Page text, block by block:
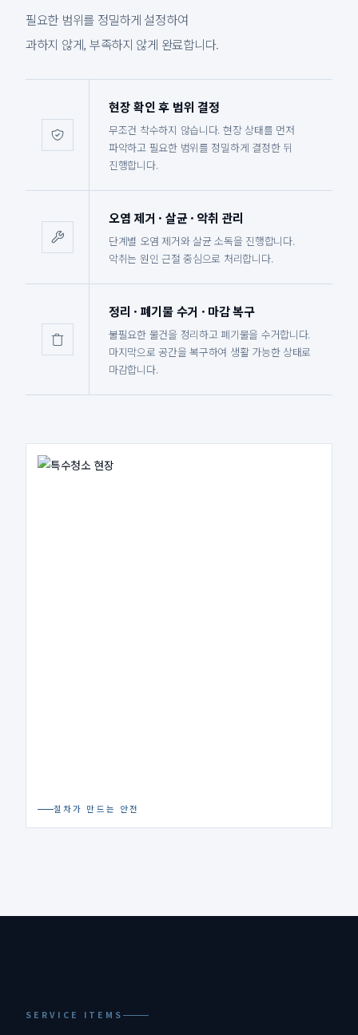
필요한 범위를 정밀하게 설정하여
과하지 않게, 부족하지 않게 완료합니다.
현장 확인 후 범위 결정
무조건 착수하지 않습니다. 현장 상태를 먼저
파악하고 필요한 범위를 정밀하게 결정한 뒤
진행합니다.
오염 제거 · 살균 · 악취 관리
단계별 오염 제거와 살균 소독을 진행합니다.
악취는 원인 근절 중심으로 처리합니다.
정리 · 폐기물 수거 · 마감 복구
불필요한 물건을 정리하고 폐기물을 수거합니다.
마지막으로 공간을 복구하여 생활 가능한 상태로
마감합니다.
절차가 만드는 안전
SERVICE ITEMS